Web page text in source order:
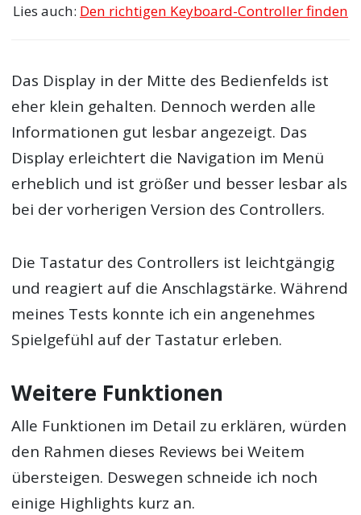
Lies auch: Den richtigen Keyboard-Controller finden
Das Display in der Mitte des Bedienfelds ist
eher klein gehalten. Dennoch werden alle
Informationen gut lesbar angezeigt. Das
Display erleichtert die Navigation im Menü
erheblich und ist größer und besser lesbar als
bei der vorherigen Version des Controllers.
Die Tastatur des Controllers ist leichtgängig
und reagiert auf die Anschlagstärke. Während
meines Tests konnte ich ein angenehmes
Spielgefühl auf der Tastatur erleben.
Weitere Funktionen
Alle Funktionen im Detail zu erklären, würden
den Rahmen dieses Reviews bei Weitem
übersteigen. Deswegen schneide ich noch
einige Highlights kurz an.